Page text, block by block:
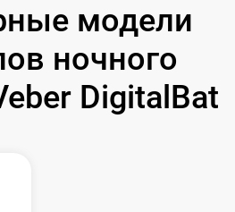
модели
ночного
DigitalBat